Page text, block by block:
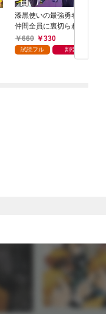
漆黒使いの最強勇者
仲間全員に裏切られた
ので最強の魔物と組み
ます 1巻
660 330
試読フル 割引